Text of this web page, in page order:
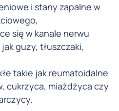
i stany zapalne w
się w kanale nerwu
guzy, tłuszczaki,
takie jak reumatoidalne
cukrzyca, miażdżyca czy